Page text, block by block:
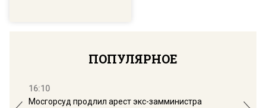
ПОПУЛЯРНОЕ
16:10
Мосгорсуд продлил арест экс-замминистра